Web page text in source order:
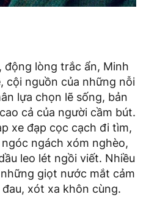
động lòng trắc ẩn, Minh
cội nguồn của những nỗi
lựa chọn lẽ sống, bản
cả của người cầm bút.
xe đạp cọc cạch đi tìm,
ngách xóm nghèo,
leo lét ngồi viết. Nhiều
giọt nước mắt cảm
xót xa khôn cùng.